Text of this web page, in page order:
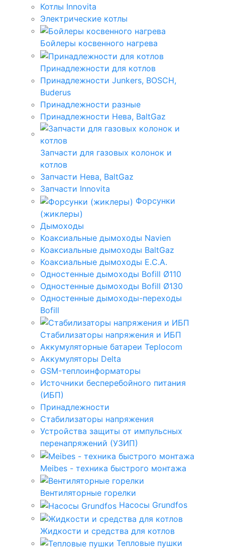
Котлы Innovita
Электрические котлы
Бойлеры косвенного нагрева
Принадлежности для котлов
Принадлежности Junkers, BOSCH,
Buderus
Принадлежности разные
Принадлежности Нева, BaltGaz
Запчасти для газовых колонок и
котлов
Запчасти Нева, BaltGaz
Запчасти Innovita
Форсунки
(жиклеры)
Дымоходы
Коаксиальные дымоходы Navien
Коаксиальные дымоходы BaltGaz
Коаксиальные дымоходы E.C.A.
Одностенные дымоходы Bofill Ø110
Одностенные дымоходы Bofill Ø130
Одностенные дымоходы-переходы
Bofill
Стабилизаторы напряжения и ИБП
Аккумуляторные батареи Teplocom
Аккумуляторы Delta
GSM-теплоинформаторы
Источники бесперебойного питания
(ИБП)
Принадлежности
Стабилизаторы напряжения
Устройства защиты от импульсных
перенапряжений (УЗИП)
Meibes - техника быстрого монтажа
Вентиляторные горелки
Насосы Grundfos
Жидкости и средства для котлов
Тепловые пушки